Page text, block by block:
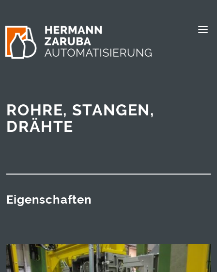
ROHRE, STANGEN,
DRÄHTE
Eigenschaften